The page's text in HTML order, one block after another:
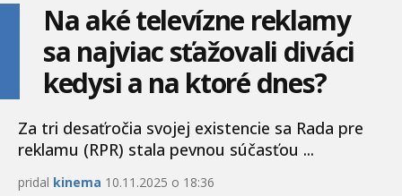
Na aké televízne reklamy
sa najviac sťažovali diváci
kedysi a na ktoré dnes?
Za tri desaťročia svojej existencie sa Rada pre
reklamu (RPR) stala pevnou súčasťou ...
pridal kinema 10.11.2025 o 18:36